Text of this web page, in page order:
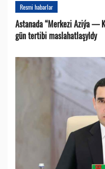
Resmi habarlar
Astanada “Merkezi Aziýa —
gün tertibi maslahatlaşyldy